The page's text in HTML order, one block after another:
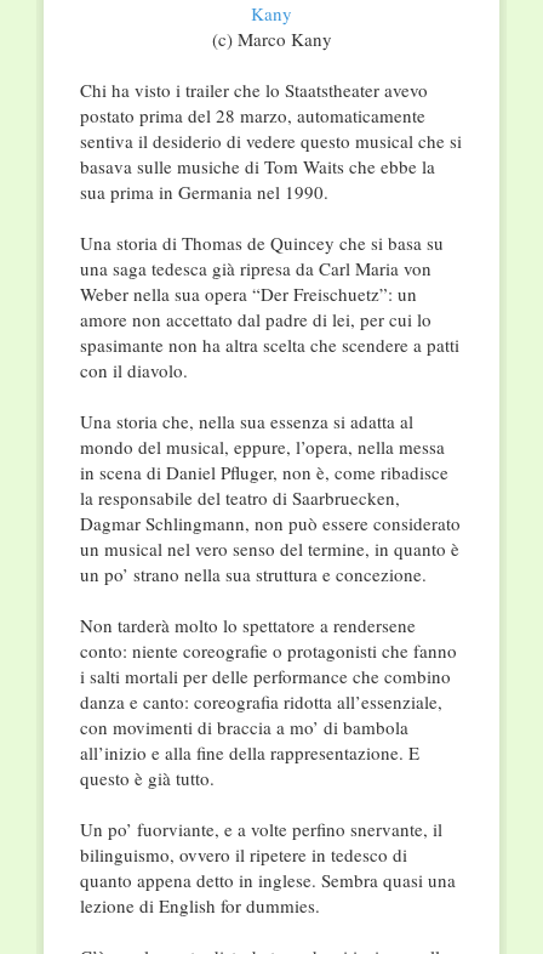
(c) Marco Kany
Chi ha visto i trailer che lo Staatstheater avevo
postato prima del 28 marzo, automaticamente
sentiva il desiderio di vedere questo musical che si
basava sulle musiche di Tom Waits che ebbe la
sua prima in Germania nel 1990.
Una storia di Thomas de Quincey che si basa su
una saga tedesca già ripresa da Carl Maria von
Weber nella sua opera “Der Freischuetz”: un
amore non accettato dal padre di lei, per cui lo
spasimante non ha altra scelta che scendere a patti
con il diavolo.
Una storia che, nella sua essenza si adatta al
mondo del musical, eppure, l’opera, nella messa
in scena di Daniel Pfluger, non è, come ribadisce
la responsabile del teatro di Saarbruecken,
Dagmar Schlingmann, non può essere considerato
un musical nel vero senso del termine, in quanto è
un po’ strano nella sua struttura e concezione.
Non tarderà molto lo spettatore a rendersene
conto: niente coreografie o protagonisti che fanno
i salti mortali per delle performance che combino
danza e canto: coreografia ridotta all’essenziale,
con movimenti di braccia a mo’ di bambola
all’inizio e alla fine della rappresentazione. E
questo è già tutto.
Un po’ fuorviante, e a volte perfino snervante, il
bilinguismo, ovvero il ripetere in tedesco di
quanto appena detto in inglese. Sembra quasi una
lezione di English for dummies.